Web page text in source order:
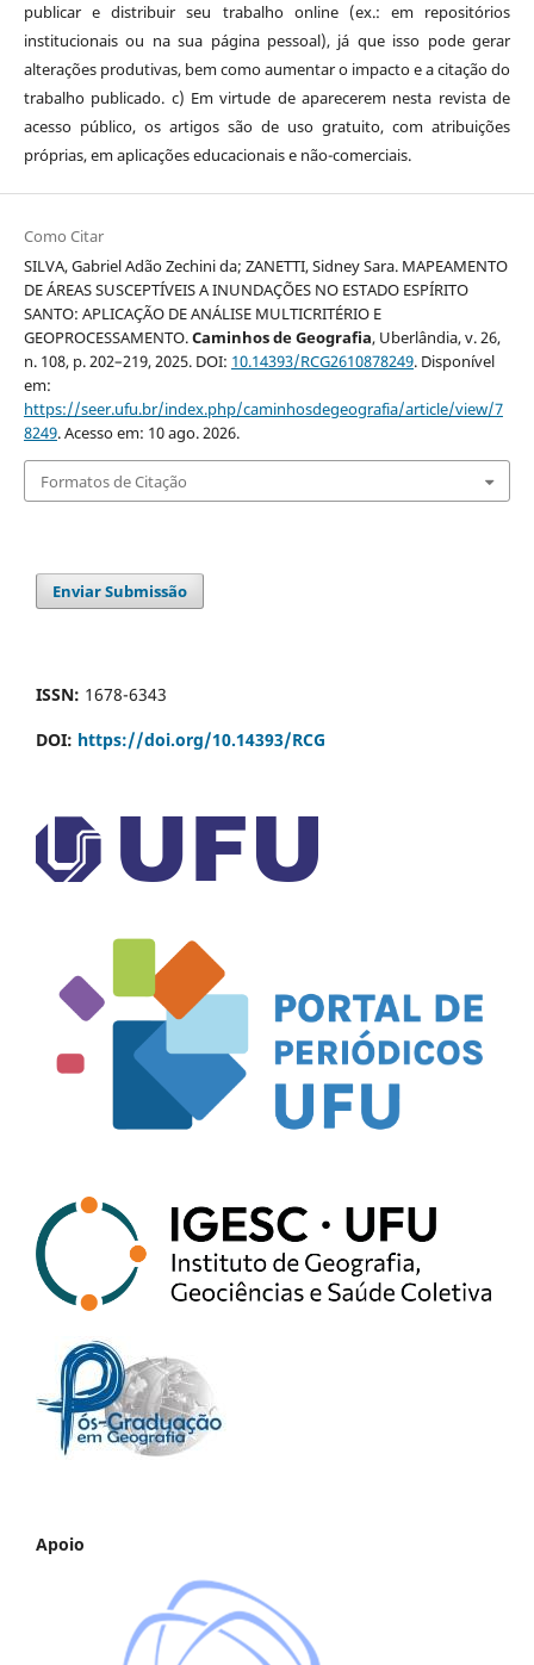
publicar e distribuir seu trabalho online (ex.: em repositórios
institucionais ou na sua página pessoal), já que isso pode gerar
alterações produtivas, bem como aumentar o impacto e a citação do
trabalho publicado. c) Em virtude de aparecerem nesta revista de
acesso público, os artigos são de uso gratuito, com atribuições
próprias, em aplicações educacionais e não-comerciais.
Como Citar
SILVA, Gabriel Adão Zechini da; ZANETTI, Sidney Sara. MAPEAMENTO
DE ÁREAS SUSCEPTÍVEIS A INUNDAÇÕES NO ESTADO ESPÍRITO
SANTO: APLICAÇÃO DE ANÁLISE MULTICRITÉRIO E
GEOPROCESSAMENTO.Caminhos de Geografia, Uberlândia, v. 26,
n. 108, p. 202–219, 2025. DOI: 10.14393/RCG2610878249. Disponível
em:
https://seer.ufu.br/index.php/caminhosdegeografia/article/view/7
8249. Acesso em: 10 ago. 2026.
Formatos de Citação
Enviar Submissão
ISSN: 1678-6343
DOI: https://doi.org/10.14393/RCG
Apoio